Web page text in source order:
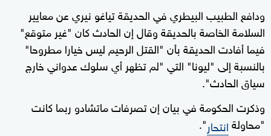
ودافع الطبيب البيطري في الحديقة تياغو نيري عن معايير
السلامة الخاصة بالحديقة وقال إن الحادث كان "غير متوقع"
فيما أفادت الحديقة بأن "القتل الرحيم ليس خيارا مطروحا"
بالنسبة إلى "ليونا" التي "لم تظهر أي سلوك عدواني خارج
سياق الحادث".
وذكرت الحكومة في بيان إن تصرفات ماتشادو ربما كانت
"محاولةانتحار".